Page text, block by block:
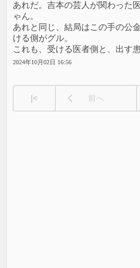
あれだ。吉本の芸人が関わった
ゃん。
あれと同じ、結局はこの手の公
ける側がグル。
これも、受ける医者側と、出す
2024年10月02日 16:56
|< 前へ